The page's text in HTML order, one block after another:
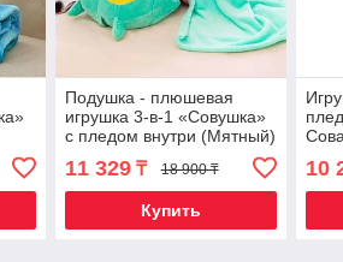
Подушка - плюшевая
игрушка 3-в-1 «Совушка»
с пледом внутри (Мятный)
11 329₸ 18 900 ₸
Купить
10